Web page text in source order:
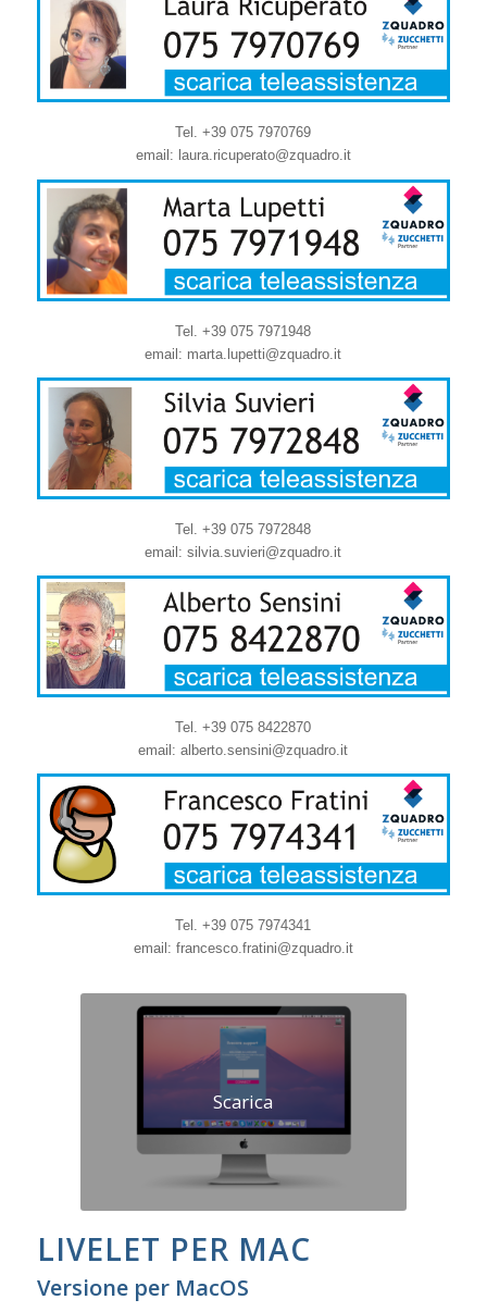
Tel. +39 075 7970769
email: laura.ricuperato@zquadro.it
Tel. +39 075 7971948
email: marta.lupetti@zquadro.it
Tel. +39 075 7972848
email: silvia.suvieri@zquadro.it
Tel. +39 075 8422870
email: alberto.sensini@zquadro.it
Tel. +39 075 7974341
email: francesco.fratini@zquadro.it
Scarica
LIVELET PER MAC
Versione per MacOS